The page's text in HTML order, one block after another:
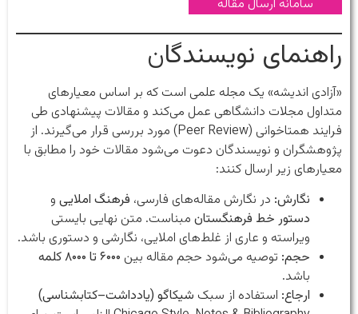
سامانه ارسال مقاله
راهنمای نویسندگان
«آزادی اندیشه» یک مجله علمی است که بر اساس معیارهای
متداول مجلات دانشگاهی عمل می‌کند و مقالات پیشنهادی طی
فرایند همتاخوانی (Peer Review) مورد بررسی قرار می‌گیرند. از
پژوهشگران و نویسندگان دعوت می‌شود مقالات خود را مطابق با
معیارهای زیر ارسال کنند:
نگارش: در نگارش مقاله‌های فارسی، فرهنگ املایی و
دستور خط فرهنگستان مبناست. متن نهایی بایستی
ویراسته و عاری از غلط‌های املایی، نگارشی و دستوری باشد.
حجم: توصیه می‌شود حجم مقاله بین ۶۰۰۰ تا ۸۰۰۰ کلمه
باشد.
ارجاع: استفاده از سبک شیکاگو (یادداشت–کتابشناسی)